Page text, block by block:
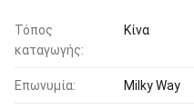
Τόπος
καταγωγής:
Κίνα
Επωνυμία: Milky Way